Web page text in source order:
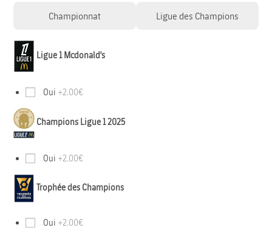
Championnat Ligue des Champions
Ligue 1 Mcdonald's
Oui +2.00€
Champions Ligue 1 2025
Oui +2.00€
Trophée des Champions
Oui +2.00€